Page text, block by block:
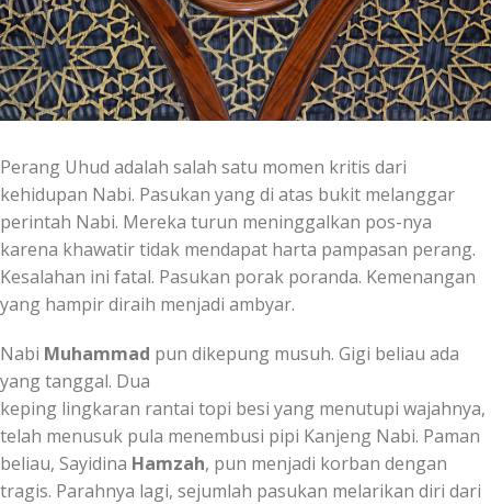
Perang Uhud adalah salah satu momen kritis dari
kehidupan Nabi. Pasukan yang di atas bukit melanggar
perintah Nabi. Mereka turun meninggalkan pos-nya
karena khawatir tidak mendapat harta pampasan perang.
Kesalahan ini fatal. Pasukan porak poranda. Kemenangan
yang hampir diraih menjadi ambyar.
Nabi Muhammad pun dikepung musuh. Gigi beliau ada
yang tanggal. Dua
keping lingkaran rantai topi besi yang menutupi wajahnya,
telah menusuk pula menembusi pipi Kanjeng Nabi. Paman
beliau, Sayidina Hamzah, pun menjadi korban dengan
tragis. Parahnya lagi, sejumlah pasukan melarikan diri dari